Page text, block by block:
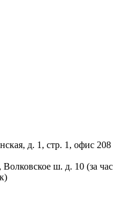
д. 1, стр. 1, офис 208
ш. д. 10 (за час